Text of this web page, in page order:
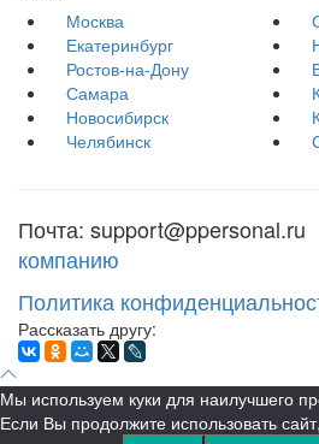
Москва
Екатеринбург
Ростов-на-Дону
Самара
Новосибирск
Челябинск
Почта:
компанию
Политика
Рассказать другу:
Мы используем куки для наилучшего
Если Вы продолжите использовать